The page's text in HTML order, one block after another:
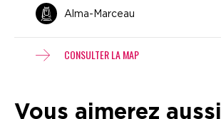
Alma-Marceau
CONSULTER LA MAP
Vous aimerez aussi